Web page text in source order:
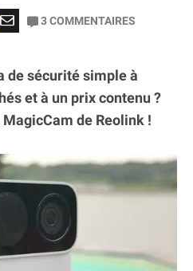
3COMMENTAIRES
de sécurité simple à
et à un prix contenu ?
de Reolink !